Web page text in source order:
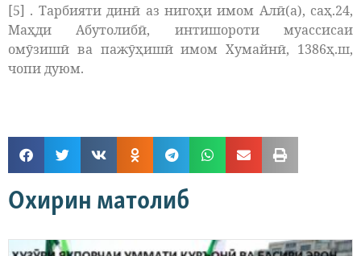
[5] . Тарбияти динӣ аз нигоҳи имом Алӣ(а), саҳ.24,
Маҳди Абутолибӣ, интишороти муассисаи
омӯзишӣ ва пажӯҳишӣ имом Хумайнӣ, 1386ҳ.ш,
чопи дуюм.
Охирин матолиб